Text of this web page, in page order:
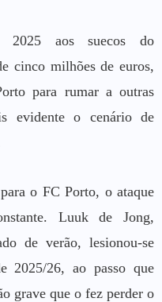
2025 aos suecos do
cinco milhões de euros,
para rumar a outras
evidente o cenário de
o FC Porto, o ataque
Luuk de Jong,
de verão, lesionou-se
2025/26, ao passo que
grave que o fez perder o